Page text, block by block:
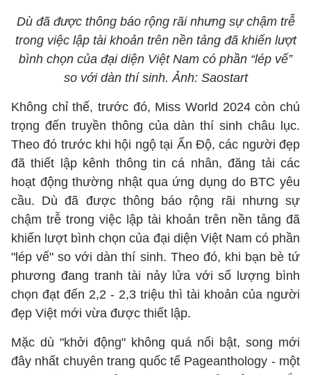
Dù đã được thông báo rộng rãi nhưng sự chậm trễ
trong việc lập tài khoản trên nền tảng đã khiến lượt
bình chọn của đại diện Việt Nam có phần “lép vế”
so với dàn thí sinh. Ảnh: Saostart
Không chỉ thế, trước đó, Miss World 2024 còn chú
trọng đến truyền thông của dàn thí sinh châu lục.
Theo đó trước khi hội ngộ tại Ấn Độ, các người đẹp
đã thiết lập kênh thông tin cá nhân, đăng tải các
hoạt động thường nhật qua ứng dụng do BTC yêu
cầu. Dù đã được thông báo rộng rãi nhưng sự
chậm trễ trong việc lập tài khoản trên nền tảng đã
khiến lượt bình chọn của đại diện Việt Nam có phần
"lép vế" so với dàn thí sinh. Theo đó, khi bạn bè tứ
phương đang tranh tài nảy lửa với số lượng bình
chọn đạt đến 2,2 - 2,3 triệu thì tài khoản của người
đẹp Việt mới vừa được thiết lập.
Mặc dù "khởi động" không quá nổi bật, song mới
đây nhất chuyên trang quốc tế Pageanthology - một